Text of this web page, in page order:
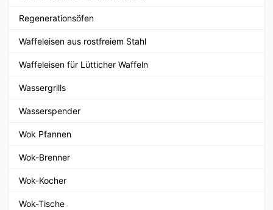
Regenerationsöfen
Waffeleisen aus rostfreiem Stahl
Waffeleisen für Lütticher Waffeln
Wassergrills
Wasserspender
Wok Pfannen
Wok-Brenner
Wok-Kocher
Wok-Tische